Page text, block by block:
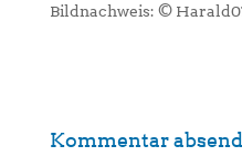
Bildnachweis: ©
Kommentar